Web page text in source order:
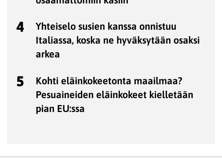
4
Yhteiselo susien kanssa onnistuu
Italiassa, koska ne hyväksytään osaksi
arkea
5
Kohti eläinkokeetonta maailmaa?
Pesuaineiden eläinkokeet kielletään
pian EU:ssa